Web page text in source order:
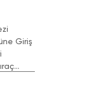
Giriş